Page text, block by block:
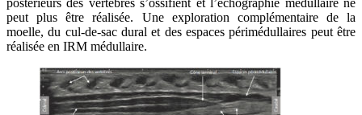
postérieurs des vertèbres s’ossifient et l’échographie médullaire ne
peut plus être réalisée. Une exploration complémentaire de la
moelle, du cul-de-sac dural et des espaces périmédullaires peut être
réalisée en IRM médullaire.